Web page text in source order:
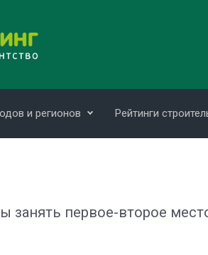
и регионов Рейтинги
занять первое-второе